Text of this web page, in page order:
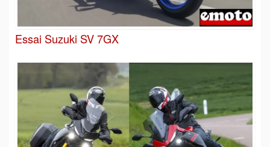
Essai Suzuki SV 7GX